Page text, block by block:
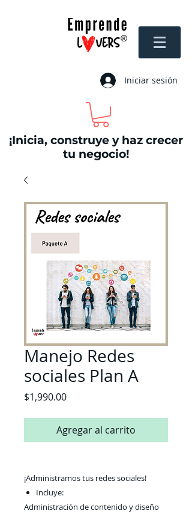
Iniciar sesión
¡Inicia, construye y haz crecer
tu negocio!
Manejo Redes
sociales Plan A
$1,990.00Precio
Agregar al carrito
¡Administramos tus redes sociales!
Incluye:
Administración de contenido y diseño